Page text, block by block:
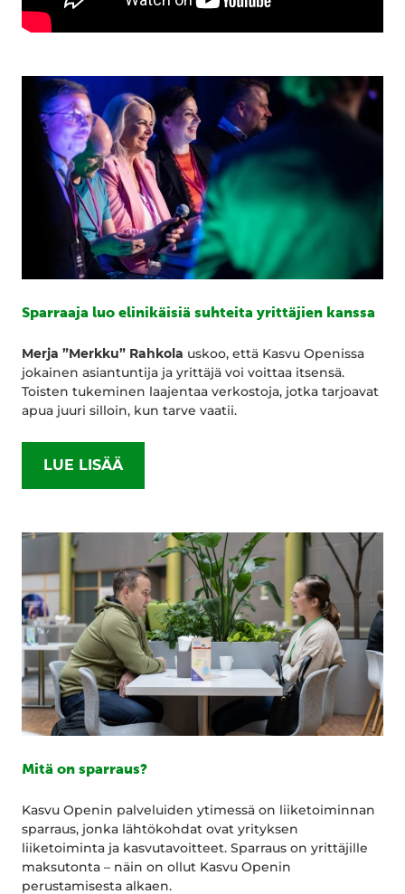
Sparraaja luo elinikäisiä suhteita yrittäjien kanssa
Merja ”Merkku” Rahkola uskoo, että Kasvu Openissa
jokainen asiantuntija ja yrittäjä voi voittaa itsensä.
Toisten tukeminen laajentaa verkostoja, jotka tarjoavat
apua juuri silloin, kun tarve vaatii.
LUE LISÄÄ
Mitä on sparraus?
Kasvu Openin palveluiden ytimessä on liiketoiminnan
sparraus, jonka lähtökohdat ovat yrityksen
liiketoiminta ja kasvutavoitteet. Sparraus on yrittäjille
maksutonta – näin on ollut Kasvu Openin
perustamisesta alkaen.